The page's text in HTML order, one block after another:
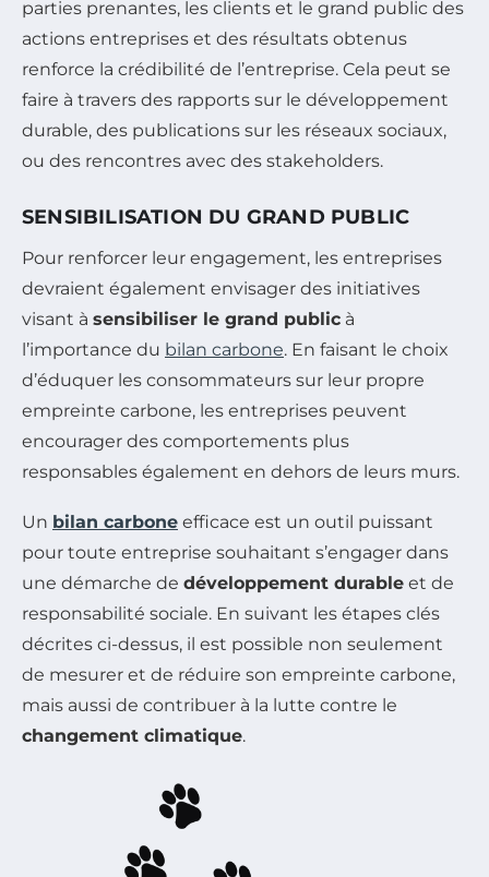
parties prenantes, les clients et le grand public des
actions entreprises et des résultats obtenus
renforce la crédibilité de l’entreprise. Cela peut se
faire à travers des rapports sur le développement
durable, des publications sur les réseaux sociaux,
ou des rencontres avec des stakeholders.
SENSIBILISATION DU GRAND PUBLIC
Pour renforcer leur engagement, les entreprises
devraient également envisager des initiatives
visant à sensibiliser le grand public à
l’importance du bilan carbone. En faisant le choix
d’éduquer les consommateurs sur leur propre
empreinte carbone, les entreprises peuvent
encourager des comportements plus
responsables également en dehors de leurs murs.
Un bilan carbone efficace est un outil puissant
pour toute entreprise souhaitant s’engager dans
une démarche de développement durable et de
responsabilité sociale. En suivant les étapes clés
décrites ci-dessus, il est possible non seulement
de mesurer et de réduire son empreinte carbone,
mais aussi de contribuer à la lutte contre le
changement climatique.